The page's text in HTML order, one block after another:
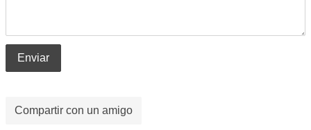
Enviar
Compartir con un amigo